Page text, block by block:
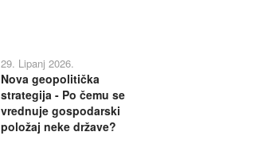
29. Lipanj 2026.
Nova geopolitička
strategija - Po čemu se
vrednuje gospodarski
položaj neke države?